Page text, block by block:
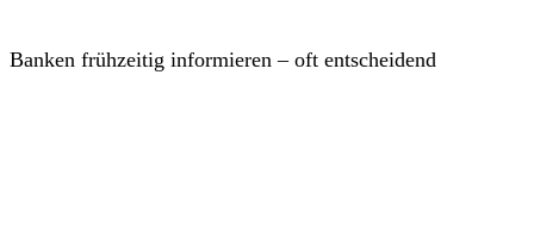
Banken frühzeitig informieren – oft entscheidend